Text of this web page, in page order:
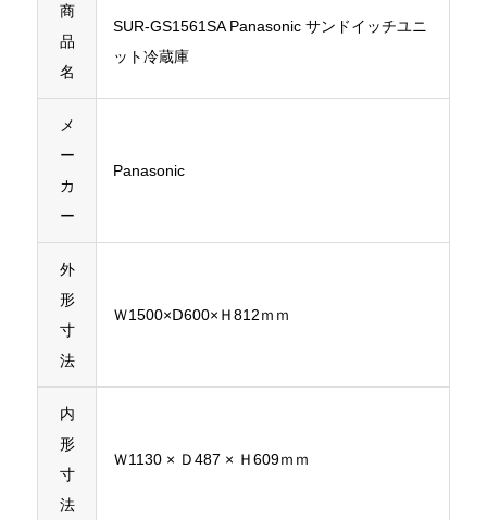
商
品
名
SUR-GS1561SA Panasonic サンドイッチユニ
ット冷蔵庫
メ
ー
カ
ー
Panasonic
外
形
寸
法
Ｗ1500×Ⅾ600×Ｈ812ｍｍ
内
形
寸
法
Ｗ1130 × Ｄ487 × Ｈ609ｍｍ